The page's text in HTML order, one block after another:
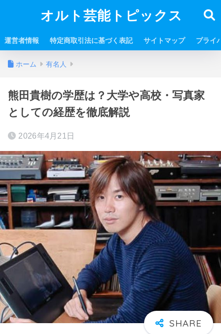
オルト芸能トピックス
運営者情報 特定商取引法に基づく表記 サイトマップ プライ
ホーム 有名人
熊田貴樹の学歴は？大学や高校・写真家
としての経歴を徹底解説
2026年4月21日